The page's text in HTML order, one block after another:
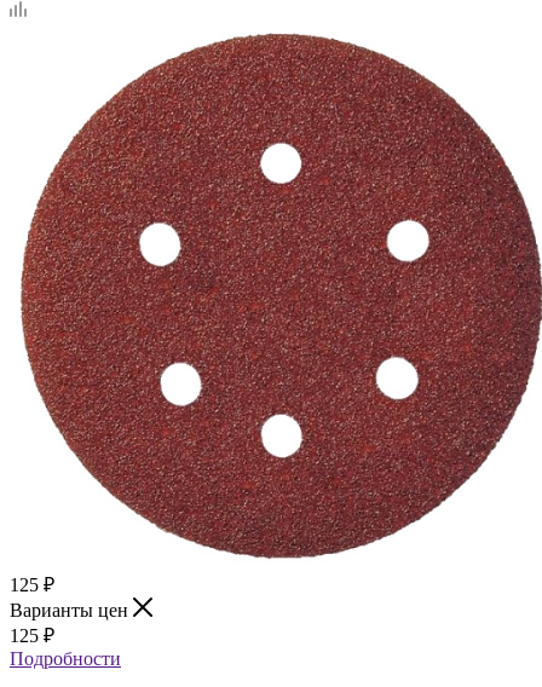
125 ₽
Варианты цен
125 ₽
Подробности